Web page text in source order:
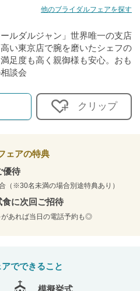
他のブライダルフェアを探す
ルダルジャン」世界唯一の支店
い東京店で腕を磨いたシェフの
足度も高く親御様も安心。おも
談会
クリップ
ェアの特典
優待
（※30名未満の場合別途特典あり）
食に次回ご招待
があれば当日の電話予約も◎
でできること